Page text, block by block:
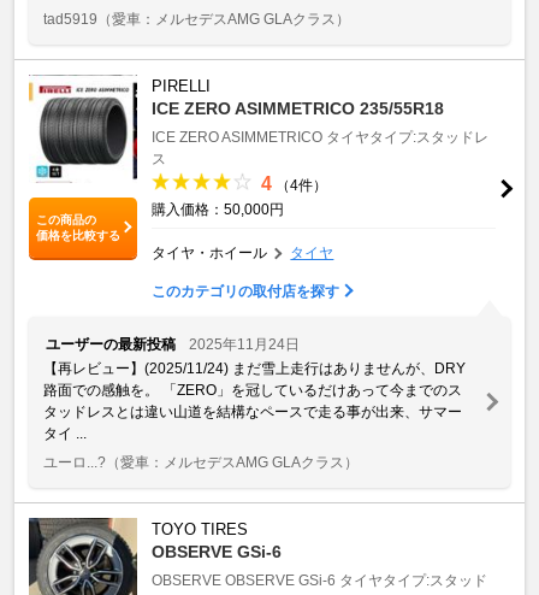
tad5919 （愛車：メルセデスAMG GLAクラス）
この商品の
価格を比較する
PIRELLI
ICE ZERO ASIMMETRICO 235/55R18
ICE ZERO ASIMMETRICO タイヤタイプ:スタッドレ
ス
4
（4件）
購入価格：50,000円
タイヤ・ホイール タイヤ
このカテゴリの取付店を探す
ユーザーの最新投稿
2025年11月24日
【再レビュー】(2025/11/24) まだ雪上走行はありませんが、DRY
路面での感触を。 「ZERO」を冠しているだけあって今までのス
タッドレスとは違い山道を結構なペースで走る事が出来、サマー
タイ ...
ユーロ...? （愛車：メルセデスAMG GLAクラス）
TOYO TIRES
OBSERVE GSi-6
OBSERVE OBSERVE GSi-6 タイヤタイプ:スタッド